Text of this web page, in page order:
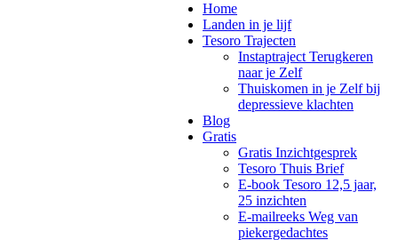
Home
Landen in je lijf
Tesoro Trajecten
Instaptraject Terugkeren
naar je Zelf
Thuiskomen in je Zelf bij
depressieve klachten
Blog
Gratis
Gratis Inzichtgesprek
Tesoro Thuis Brief
E-book Tesoro 12,5 jaar,
25 inzichten
E-mailreeks Weg van
piekergedachtes